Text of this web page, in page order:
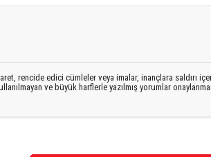
rencide edici cümleler veya imalar, inançlara saldırı
ve büyük harflerle yazılmış yorumlar